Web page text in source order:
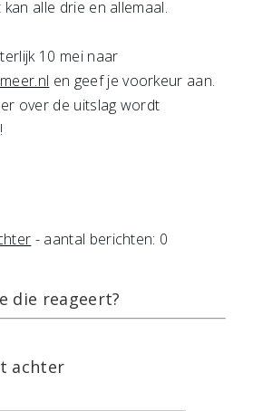
alle drie en allemaal.
10 mei naar
en geef je voorkeur aan.
over de uitslag wordt
- aantal berichten: 0
die reageert?
achter